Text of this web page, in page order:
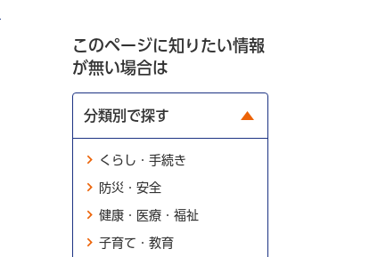
このページに知りたい情報
が無い場合は
分類別で探す
くらし・手続き
防災・安全
健康・医療・福祉
子育て・教育